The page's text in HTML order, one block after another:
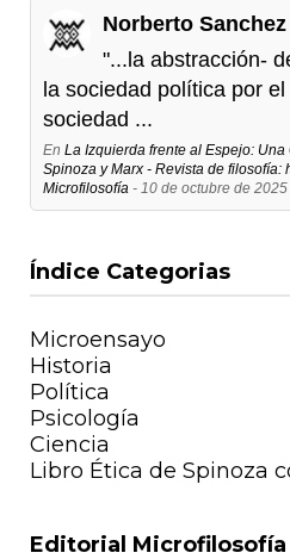
Norberto Sanchez
"...la abstracción-
la sociedad política por
sociedad ...
En La Izquierda frente al Espejo:
Spinoza y Marx - Revista de filosofía:
Microfilosofía - 10 de octubre de 2025
Índice Categorias
Microensayo
Historia
Política
Psicología
Ciencia
Libro Ética de Spinoza
Editorial Microfilosofía